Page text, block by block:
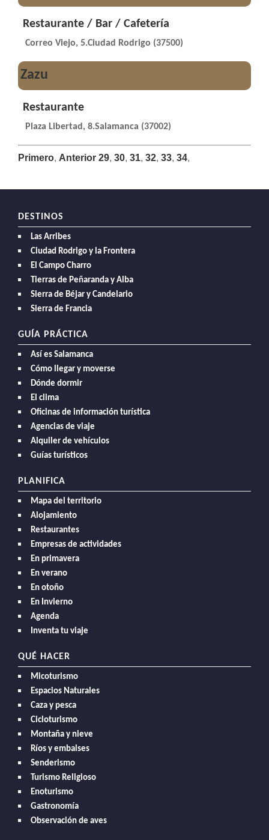
Restaurante / Bar / Cafetería
Correo Viejo, 5.Ciudad Rodrigo (37500)
Zazu
Restaurante
Plaza Libertad, 8.Salamanca (37002)
Primero, Anterior 29, 30, 31, 32, 33, 34,
DESTINOS
Las Arribes
Ciudad Rodrigo y la Frontera
El Campo Charro
Tierras de Peñaranda y Alba
Sierra de Béjar y Candelario
Sierra de Francia
GUÍA PRÁCTICA
Así es Salamanca
Cómo llegar y moverse
Dónde dormir
El clima
Oficinas de información turística
Agencias de viaje
Alquiler de vehículos
Guías turísticos
PLANIFICA
Mapa del territorio
Alojamiento
Restaurantes
Empresas de actividades
En primavera
En verano
En otoño
En Invierno
Agenda
Inventa tu viaje
QUÉ HACER
Micoturismo
Espacios Naturales
Caza y pesca
Cicloturismo
Montaña y nieve
Ríos y embalses
Senderismo
Turismo Religioso
Enoturismo
Gastronomía
Observación de aves